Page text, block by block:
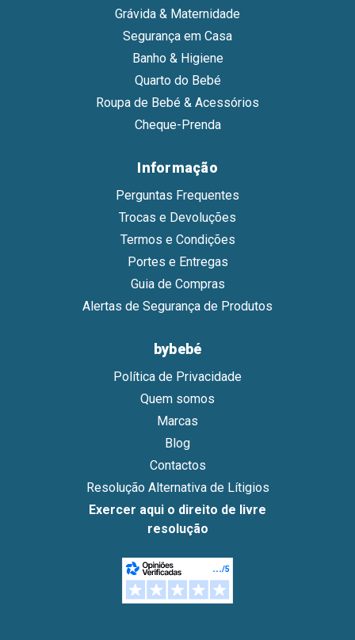
Grávida & Maternidade
Segurança em Casa
Banho & Higiene
Quarto do Bebé
Roupa de Bebé & Acessórios
Cheque-Prenda
Informação
Perguntas Frequentes
Trocas e Devoluções
Termos e Condições
Portes e Entregas
Guia de Compras
Alertas de Segurança de Produtos
bybebé
Política de Privacidade
Quem somos
Marcas
Blog
Contactos
Resolução Alternativa de Lítigios
Exercer aqui o direito de livre
resolução